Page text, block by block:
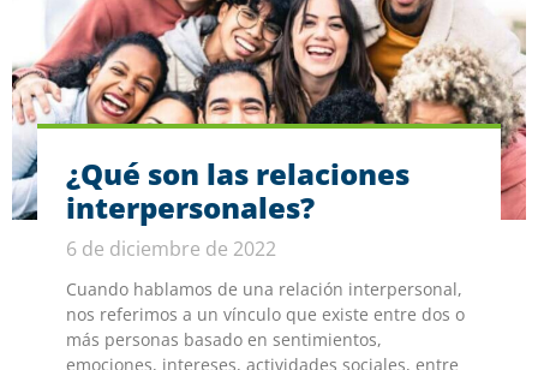
¿Qué son las relaciones
interpersonales?
6 de diciembre de 2022
Cuando hablamos de una relación interpersonal,
nos referimos a un vínculo que existe entre dos o
más personas basado en sentimientos,
emociones, intereses, actividades sociales, entre